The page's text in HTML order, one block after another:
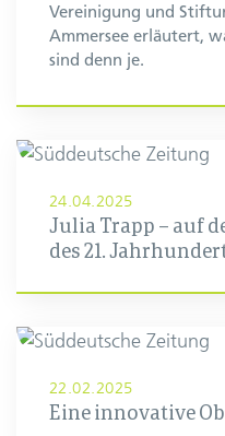
Vereinigung und
Ammersee erläutert,
sind denn je.
24.04.2025
Julia Trapp – auf
des 21.
22.02.2025
Eine innovative